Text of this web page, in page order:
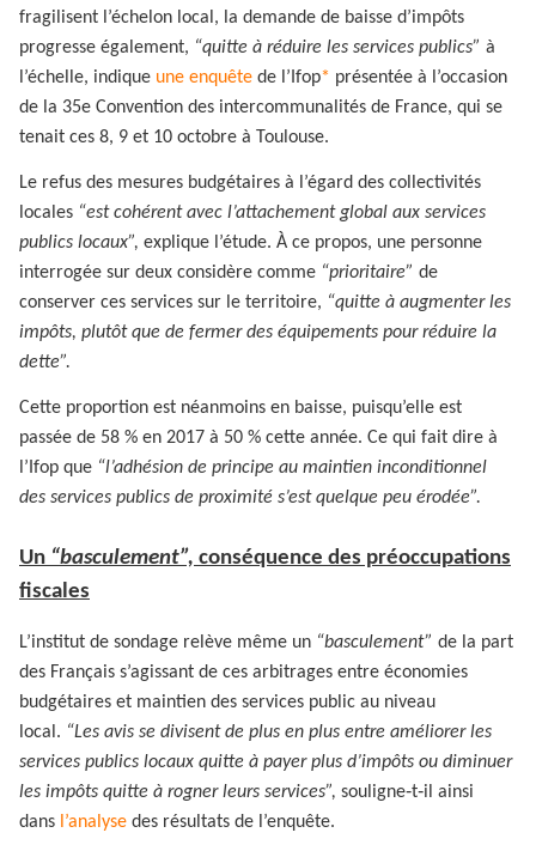
fragilisent l’échelon local, la demande de baisse d’impôts
progresse également, “quitte à réduire les services publics” à
l’échelle, indique une enquête de l’Ifop* présentée à l’occasion
de la 35e Convention des intercommunalités de France, qui se
tenait ces 8, 9 et 10 octobre à Toulouse.
Le refus des mesures budgétaires à l’égard des collectivités
locales “est cohérent avec l’attachement global aux services
publics locaux”, explique l’étude. À ce propos, une personne
interrogée sur deux considère comme “prioritaire” de
conserver ces services sur le territoire, “quitte à augmenter les
impôts, plutôt que de fermer des équipements pour réduire la
dette”.
Cette proportion est néanmoins en baisse, puisqu’elle est
passée de 58 % en 2017 à 50 % cette année. Ce qui fait dire à
l’Ifop que “l’adhésion de principe au maintien inconditionnel
des services publics de proximité s’est quelque peu érodée”.
Un “basculement”, conséquence des préoccupations
fiscales
L’institut de sondage relève même un “basculement” de la part
des Français s’agissant de ces arbitrages entre économies
budgétaires et maintien des services public au niveau
local. “Les avis se divisent de plus en plus entre améliorer les
services publics locaux quitte à payer plus d’impôts ou diminuer
les impôts quitte à rogner leurs services”, souligne‑t‑il ainsi
dans l’analyse des résultats de l’enquête.